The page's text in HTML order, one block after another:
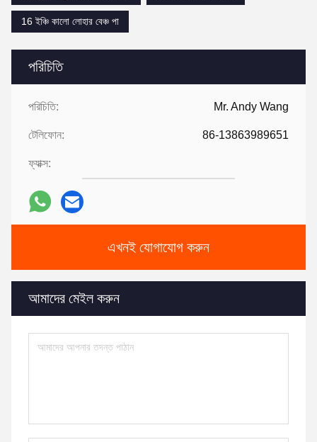
পরিচিতি
পরিচিতি: Mr. Andy Wang
টেলিফোন: 86-13863989651
ফ্যাক্স:
এখনই যোগাযোগ করুন
আমাদের মেইল ​​করুন
16 ইঞ্চি কালো লোহার বেঞ্চ পা